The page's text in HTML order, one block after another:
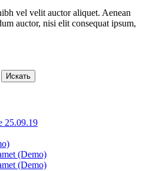
vel velit auctor aliquet. Aenean
auctor, nisi elit consequat ipsum,
Искать
25.09.19
(Demo)
(Demo)